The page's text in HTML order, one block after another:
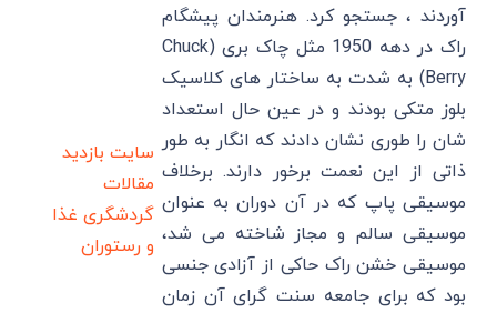
آوردند ، جستجو کرد. هنرمندان پیشگام
راک در دهه 1950 مثل چاک بری (Chuck
Berry) به شدت به ساختار های کلاسیک
بلوز متکی بودند و در عین حال استعداد
شان را طوری نشان دادند که انگار به طور
ذاتی از این نعمت برخور دارند. برخلاف
موسیقی پاپ که در آن دوران به عنوان
موسیقی سالم و مجاز شاخته می شد،
موسیقی خشن راک حاکی از آزادی جنسی
بود که برای جامعه سنت گرای آن زمان
سایت بازدید
مقالات
گردشگری غذا
و رستوران